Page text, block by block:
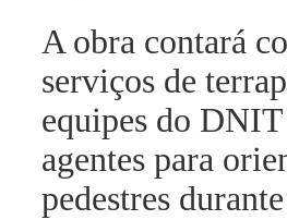
A obra contará
serviços de
equipes do
agentes para
pedestres